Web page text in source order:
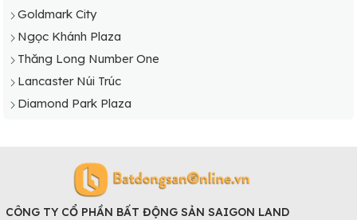
Goldmark City
Ngọc Khánh Plaza
Thăng Long Number One
Lancaster Núi Trúc
Diamond Park Plaza
CÔNG TY CỔ PHẦN BẤT ĐỘNG SẢN SAIGON LAND